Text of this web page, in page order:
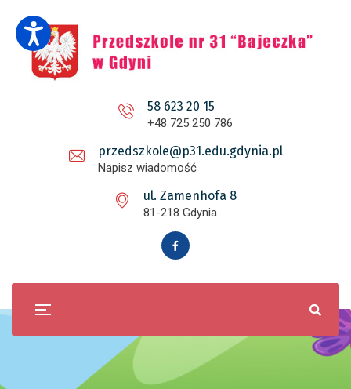
58 623 20 15
+48 725 250 786
przedszkole@p31.edu.gdynia.pl
Napisz wiadomość
ul. Zamenhofa 8
81-218 Gdynia